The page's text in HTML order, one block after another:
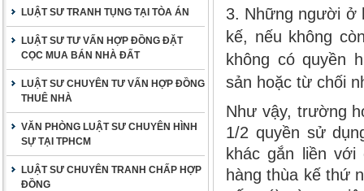
LUẬT SƯ TRANH TỤNG TẠI TÒA ÁN
LUẬT SƯ TƯ VẤN HỢP ĐỒNG ĐẶT
CỌC MUA BÁN NHÀ ĐẤT
LUẬT SƯ CHUYÊN TƯ VẤN HỢP ĐỒNG
THUÊ NHÀ
VĂN PHÒNG LUẬT SƯ CHUYÊN HÌNH
SỰ TẠI TPHCM
LUẬT SƯ CHUYÊN TRANH CHẤP HỢP
ĐỒNG
3. Những người ở
kế, nếu không
không có quyền
sản hoặc từ chối
Như vậy, trường
1/2 quyền sử
khác gắn liền
hàng thùa kế thứ